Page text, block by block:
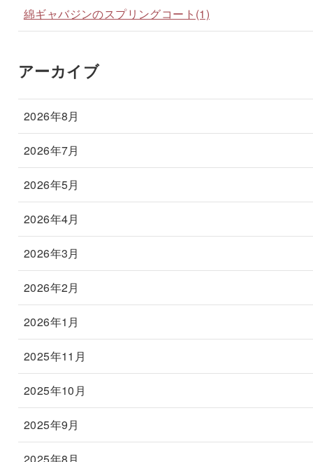
綿ギャバジンのスプリングコート(1)
アーカイブ
2026年8月
2026年7月
2026年5月
2026年4月
2026年3月
2026年2月
2026年1月
2025年11月
2025年10月
2025年9月
2025年8月